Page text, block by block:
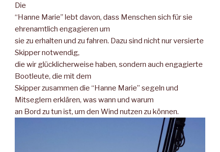
Die
“Hanne Marie” lebt davon, dass Menschen sich für sie
ehrenamtlich engagieren um
sie zu erhalten und zu fahren. Dazu sind nicht nur versierte
Skipper notwendig,
die wir glücklicherweise haben, sondern auch engagierte
Bootleute, die mit dem
Skipper zusammen die “Hanne Marie” segeln und
Mitseglern erklären, was wann und warum
an Bord zu tun ist, um den Wind nutzen zu können.